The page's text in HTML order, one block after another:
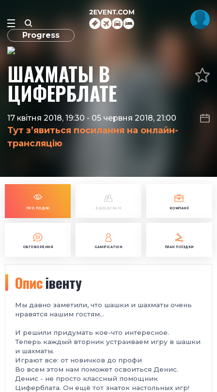
Progress
ШАХМАТЫ В
ЦИФЕРБЛАТЕ
17 квітня 2018, 19:30 - 05 червня 2018, 21:00
Тут з’явиться посилання на онлайн-
трансляцію
ПРО ПОДІЮ ВІДВІДУВАЧІ КОМПАНІЇ
ОБГОВОРЕННЯ GAMIFICATION ПЛАН ПОЇЗДКИ
Описівенту
Мы давно заметили, что шашки и шахматы очень
нравятся нашим гостям...
И решили придумать кое-что интересное.
Теперь каждый вторник устраиваем игру в шашки
и шахматы.
Играют все: от новичков до профи
Во всем этом нам поможет освоиться Денис.
Денис - не просто классный помощник
Циферблата. Он ещё тот знаток настольных игр!